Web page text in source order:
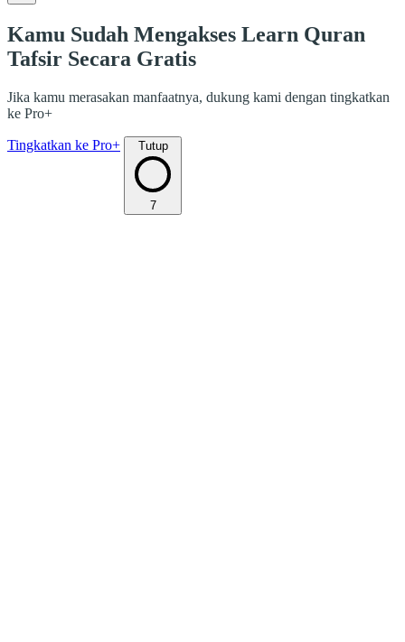
Kamu Sudah Mengakses Learn Quran
Tafsir Secara Gratis
Jika kamu merasakan manfaatnya, dukung kami dengan tingkatkan
ke Pro+
Tingkatkan ke Pro+ Tutup
7